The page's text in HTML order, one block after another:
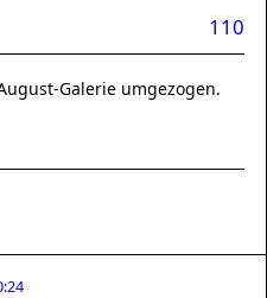
110
Galerie umgezogen.